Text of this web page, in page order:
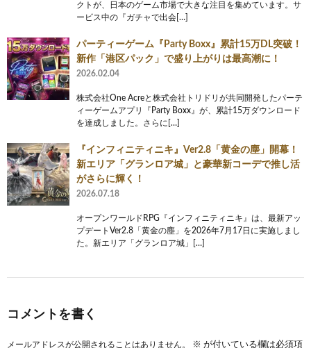
クトが、日本のゲーム市場で大きな注目を集めています。サ
ービス中の『ガチャで出会[…]
パーティーゲーム『Party Boxx』累計15万DL突破！
新作「港区パック」で盛り上がりは最高潮に！
2026.02.04
株式会社One Acreと株式会社トリドリが共同開発したパーテ
ィーゲームアプリ『Party Boxx』が、累計15万ダウンロード
を達成しました。さらに[…]
『インフィニティニキ』Ver2.8「黄金の塵」開幕！
新エリア「グランロア城」と豪華新コーデで推し活
がさらに輝く！
2026.07.18
オープンワールドRPG『インフィニティニキ』は、最新アッ
プデートVer2.8「黄金の塵」を2026年7月17日に実施しまし
た。新エリア「グランロア城」[…]
コメントを書く
メールアドレスが公開されることはありません。 ※ が付いている欄は必須項